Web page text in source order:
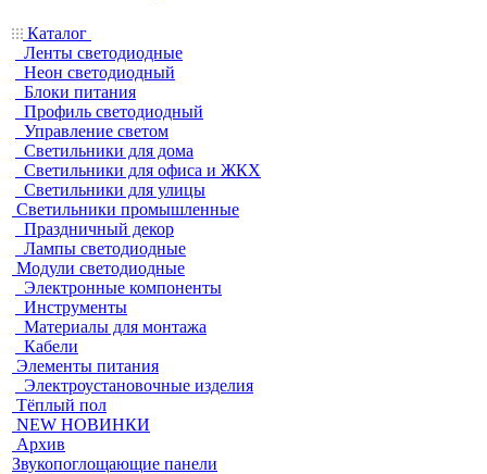
Каталог
Ленты светодиодные
Неон светодиодный
Блоки питания
Профиль светодиодный
Управление светом
Светильники для дома
Светильники для офиса и ЖКХ
Светильники для улицы
Светильники промышленные
Праздничный декор
Лампы светодиодные
Модули светодиодные
Электронные компоненты
Инструменты
Материалы для монтажа
Кабели
Элементы питания
Электроустановочные изделия
Тёплый пол
NEW НОВИНКИ
Архив
Звукопоглощающие панели